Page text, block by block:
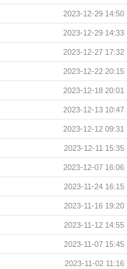
2023-12-29 14:50
2023-12-29 14:33
2023-12-27 17:32
2023-12-22 20:15
2023-12-18 20:01
2023-12-13 10:47
2023-12-12 09:31
2023-12-11 15:35
2023-12-07 16:06
2023-11-24 16:15
2023-11-16 19:20
2023-11-12 14:55
2023-11-07 15:45
2023-11-02 11:16